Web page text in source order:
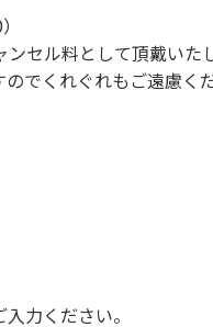
トサウナの設置
大変危険な状態になり
るので、水の濁りに注
セル料として頂戴いたし
でくれぐれもご遠慮くだ
力ください。